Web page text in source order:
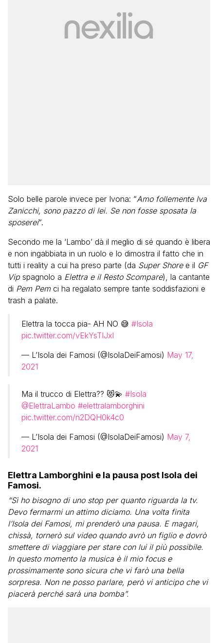
Solo belle parole invece per Ivona: “Amo follemente Iva
Zanicchi, sono pazzo di lei. Se non fosse sposata la
sposerei“.
Secondo me la ‘Lambo’ dà il meglio di sé quando è libera
e non ingabbiata in un ruolo e lo dimostra il fatto che in
tutti i reality a cui ha preso parte (da Super Shoree il GF
Vip spagnolo a Elettra e il Resto Scompare), la cantante
di Pem Pemci ha regalato sempre tante soddisfazioni e
trash a palate.
Elettra la tocca pia- AH NO 😅 #Isola
pic.twitter.com/vEkYsTIJxl
— L’Isola dei Famosi (@IsolaDeiFamosi) May 17,
2021
Ma il trucco di Elettra?? 😻💫 #Isola
@ElettraLambo #elettralamborghini
pic.twitter.com/n2DQH0k4c0
— L’Isola dei Famosi (@IsolaDeiFamosi) May 7,
2021
Elettra Lamborghini e la pausa post Isola dei
Famosi.
“Sì ho bisogno di uno stop per quanto riguarda la tv.
Devo fermarmi un attimo diciamo. Una volta finita
l’Isola dei Famosi, mi prenderò una pausa. E magari,
chissà, tornerò sul video quando avrò un figlio e dovrò
smettere di viaggiare per stare con lui il più possibile.
In questo momento la musica è il mio focus e
prossimamente sono sicura che vi farò una bella
sorpresa. Non ne posso parlare, però vi anticipo che vi
piacerà perché sarà una bomba”.